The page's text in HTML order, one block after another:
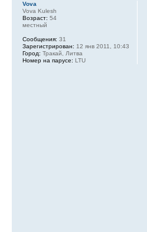
Vova
Vova Kulesh
Возраст: 54
местный
Сообщения: 31
Зарегистрирован: 12 янв 2011, 10:43
Город: Тракай, Литва
Номер на парусе: LTU